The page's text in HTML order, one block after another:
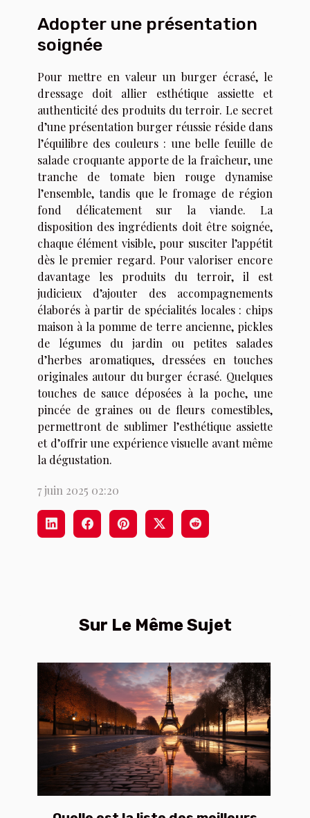
Adopter une présentation
soignée
Pour mettre en valeur un burger écrasé, le
dressage doit allier esthétique assiette et
authenticité des produits du terroir. Le secret
d’une présentation burger réussie réside dans
l’équilibre des couleurs : une belle feuille de
salade croquante apporte de la fraîcheur, une
tranche de tomate bien rouge dynamise
l’ensemble, tandis que le fromage de région
fond délicatement sur la viande. La
disposition des ingrédients doit être soignée,
chaque élément visible, pour susciter l’appétit
dès le premier regard. Pour valoriser encore
davantage les produits du terroir, il est
judicieux d’ajouter des accompagnements
élaborés à partir de spécialités locales : chips
maison à la pomme de terre ancienne, pickles
de légumes du jardin ou petites salades
d’herbes aromatiques, dressées en touches
originales autour du burger écrasé. Quelques
touches de sauce déposées à la poche, une
pincée de graines ou de fleurs comestibles,
permettront de sublimer l’esthétique assiette
et d’offrir une expérience visuelle avant même
la dégustation.
7 juin 2025 02:20
Sur Le Même Sujet